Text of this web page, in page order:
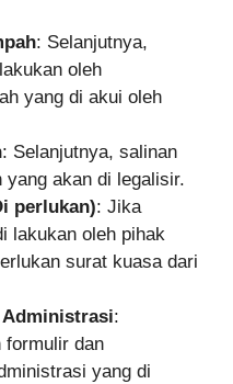
: Selanjutnya,
oleh
yang di akui oleh
: Selanjutnya, salinan
yang akan di legalisir.
perlukan): Jika
lakukan oleh pihak
surat kuasa dari
:
formulir dan
yang di